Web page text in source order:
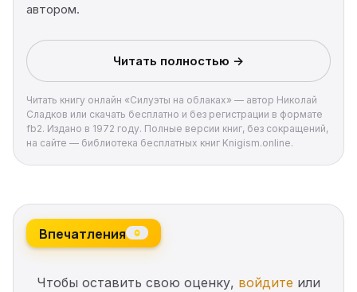
автором.
Читать полностью →
Читать книгу онлайн «Силуэты на облаках» — автор Николай
Сладков или скачать бесплатно и без регистрации в формате
fb2. Издано в 1972 году. Полные версии книг, без сокращений,
на сайте — библиотека бесплатных книг Knigism.online.
Впечатления 0
Чтобы оставить свою оценку, войдите или